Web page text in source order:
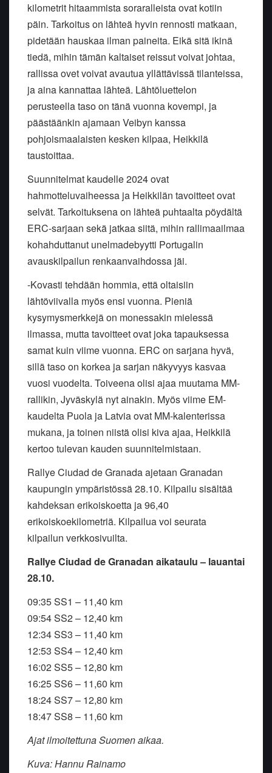
kilometrit hitaammista soraralleista ovat kotiin
päin. Tarkoitus on lähteä hyvin rennosti matkaan,
pidetään hauskaa ilman paineita. Eikä sitä ikinä
tiedä, mihin tämän kaltaiset reissut voivat johtaa,
rallissa ovet voivat avautua yllättävissä tilanteissa,
ja aina kannattaa lähteä. Lähtöluettelon
perusteella taso on tänä vuonna kovempi, ja
päästäänkin ajamaan Veibyn kanssa
pohjoismaalaisten kesken kilpaa, Heikkilä
taustoittaa.
Suunnitelmat kaudelle 2024 ovat
hahmotteluvaiheessa ja Heikkilän tavoitteet ovat
selvät. Tarkoituksena on lähteä puhtaalta pöydältä
ERC-sarjaan sekä jatkaa siitä, mihin rallimaailmaa
kohahduttanut unelmadebyytti Portugalin
avauskilpailun renkaanvaihdossa jäi.
-Kovasti tehdään hommia, että oltaisiin
lähtöviivalla myös ensi vuonna. Pieniä
kysymysmerkkejä on monessakin mielessä
ilmassa, mutta tavoitteet ovat joka tapauksessa
samat kuin viime vuonna. ERC on sarjana hyvä,
sillä taso on korkea ja sarjan näkyvyys kasvaa
vuosi vuodelta. Toiveena olisi ajaa muutama MM-
rallikin, Jyväskylä nyt ainakin. Myös viime EM-
kaudelta Puola ja Latvia ovat MM-kalenterissa
mukana, ja toinen niistä olisi kiva ajaa, Heikkilä
kertoo tulevan kauden suunnitelmistaan.
Rallye Ciudad de Granada ajetaan Granadan
kaupungin ympäristössä 28.10. Kilpailu sisältää
kahdeksan erikoiskoetta ja 96,40
erikoiskoekilometriä. Kilpailua voi seurata
kilpailun verkkosivuilta.
Rallye Ciudad de Granadan aikataulu – lauantai
28.10.
09:35 SS1 – 11,40 km
09:54 SS2 – 12,40 km
12:34 SS3 – 11,40 km
12:53 SS4 – 12,40 km
16:02 SS5 – 12,80 km
16:25 SS6 – 11,60 km
18:24 SS7 – 12,80 km
18:47 SS8 – 11,60 km
Ajat ilmoitettuna Suomen aikaa.
Kuva: Hannu Rainamo